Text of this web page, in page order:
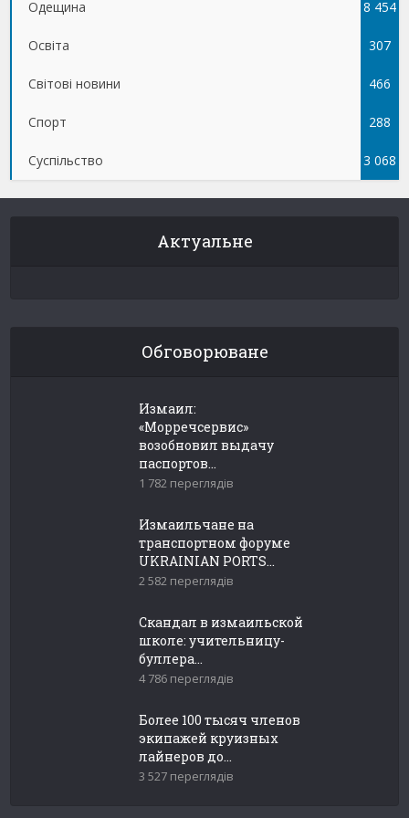
Одещина 8 454
Освіта 307
Світові новини 466
Спорт 288
Суспільство 3 068
Актуальне
Обговорюване
Измаил:
«Морречсервис»
возобновил выдачу
паспортов...
1 782 переглядів
Измаильчане на
транспортном форуме
UKRAINIAN PORTS...
2 582 переглядів
Скандал в измаильской
школе: учительницу-
буллера...
4 786 переглядів
Более 100 тысяч членов
экипажей круизных
лайнеров до...
3 527 переглядів